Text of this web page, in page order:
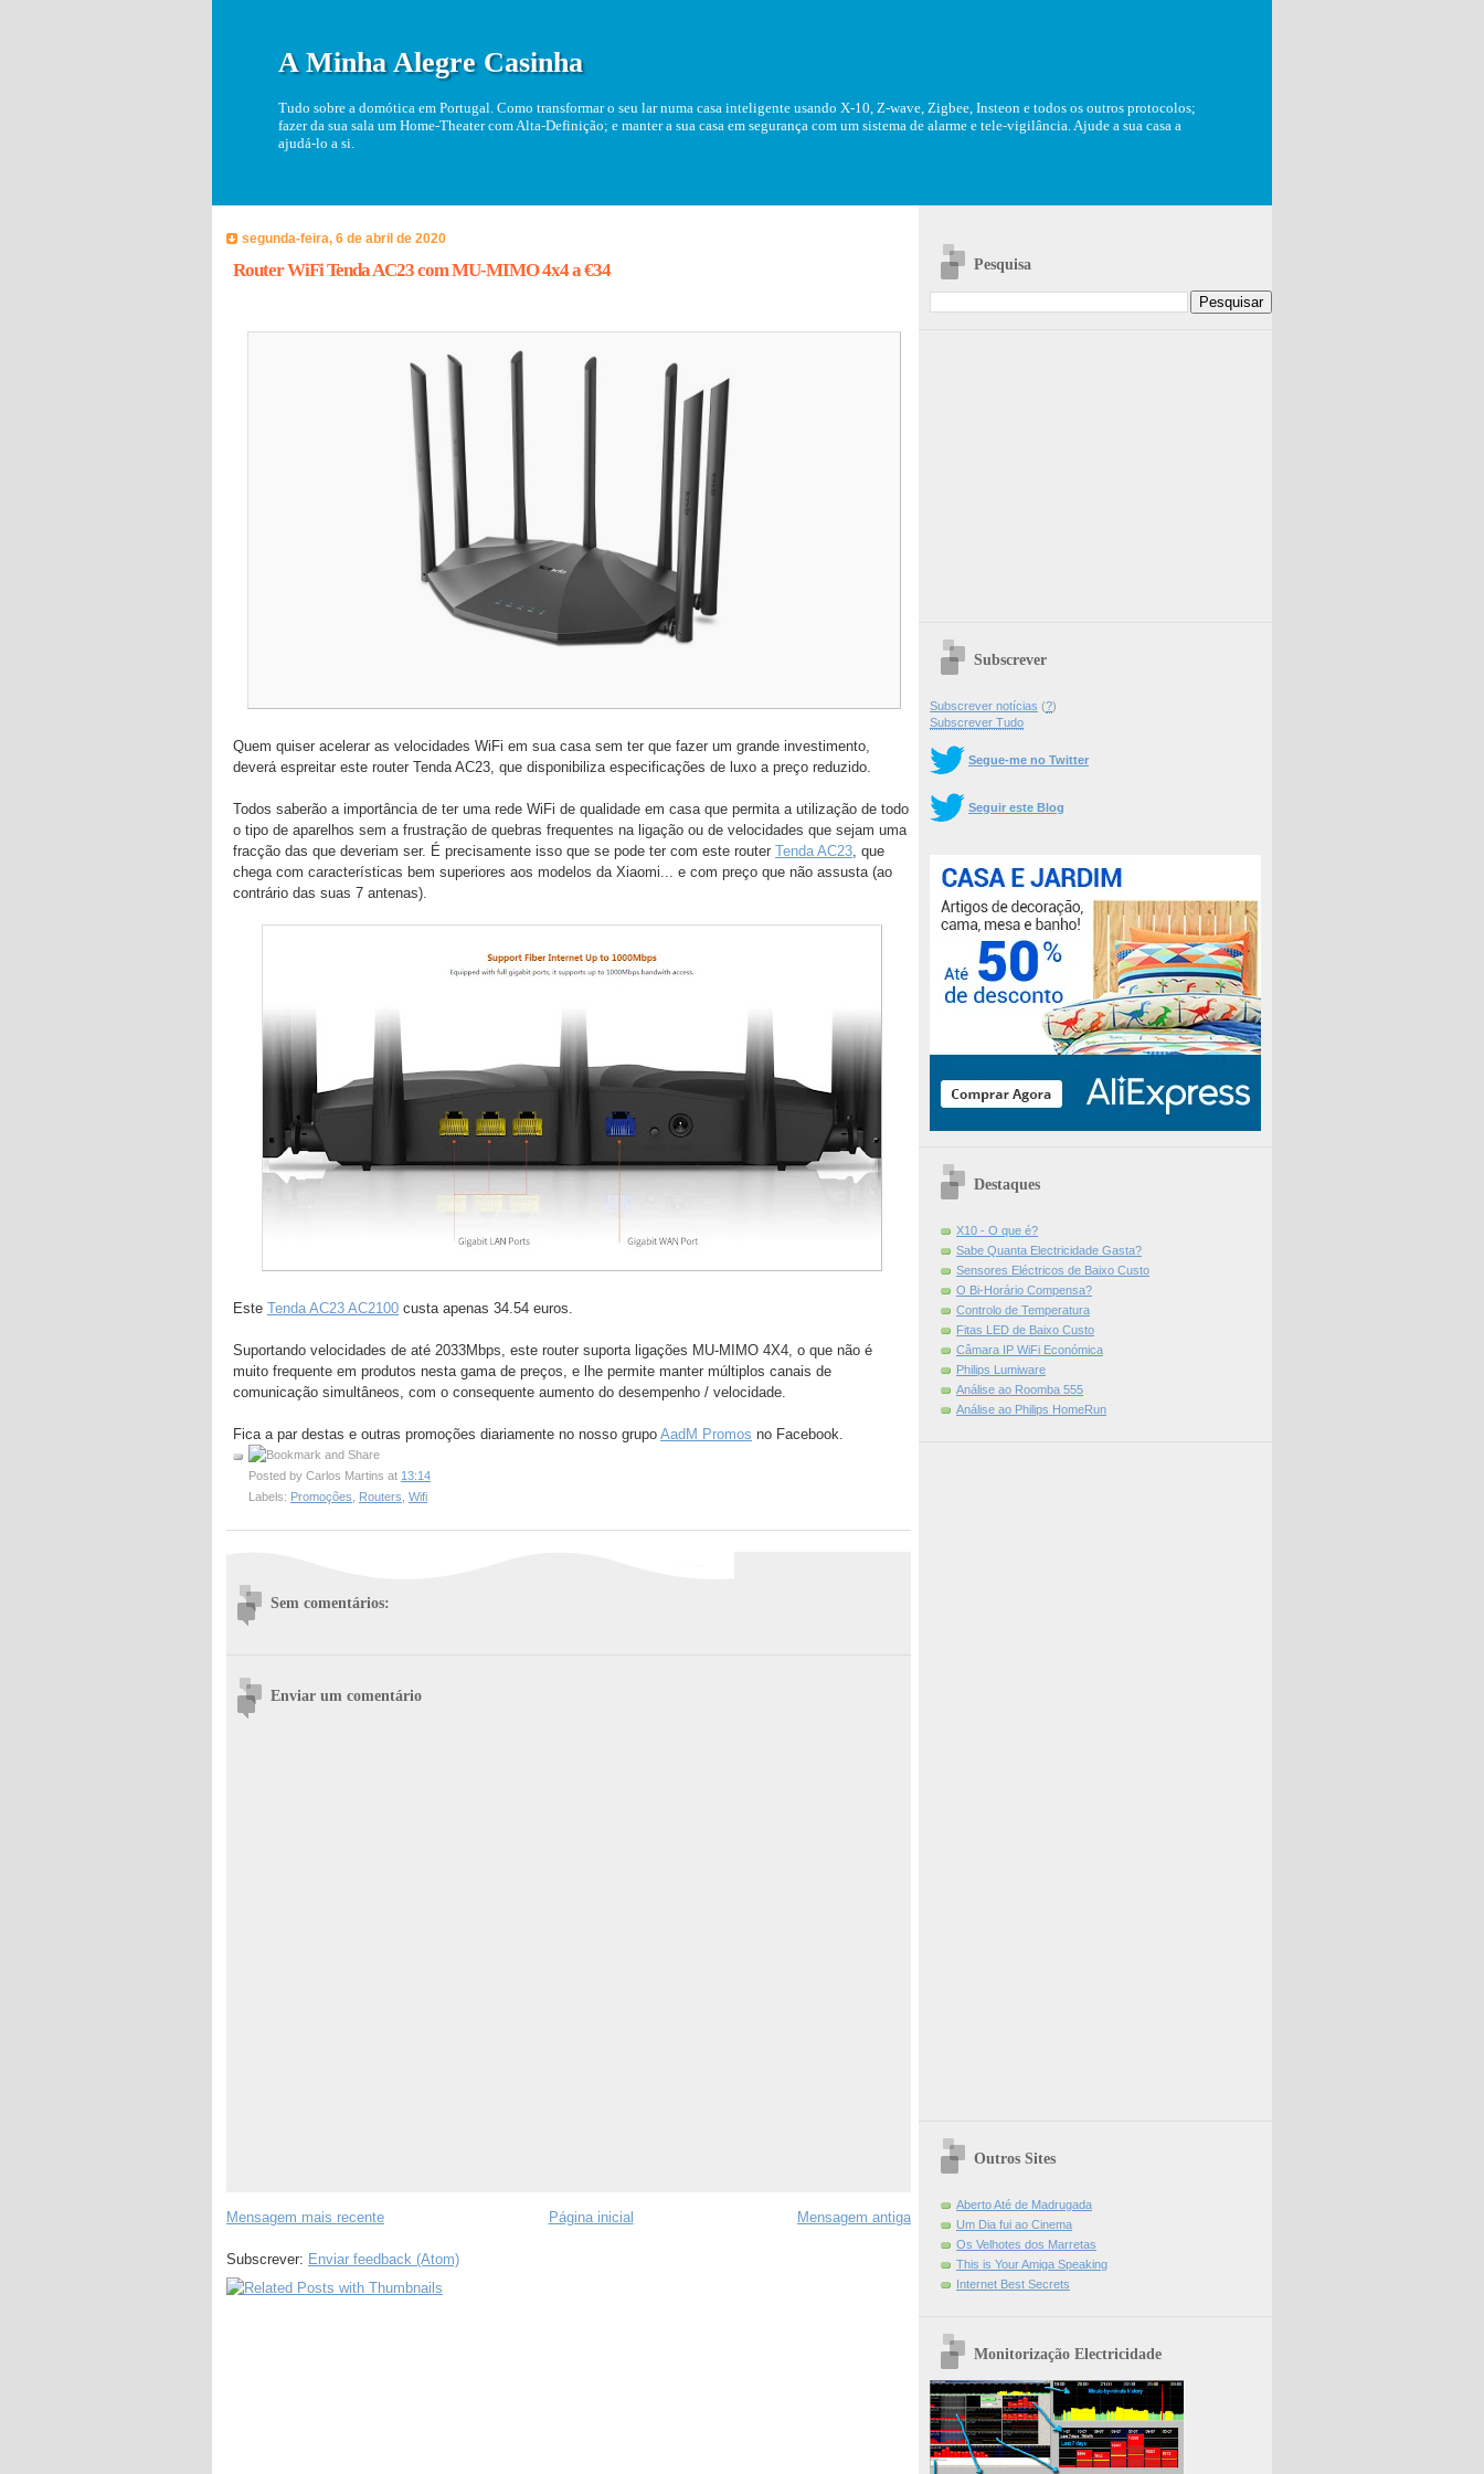
A Minha Alegre Casinha
Tudo sobre a domótica em Portugal. Como transformar o seu lar numa casa inteligente usando X-10, Z-wave, Zigbee, Insteon e todos os outros protocolos;
fazer da sua sala um Home-Theater com Alta-Definição; e manter a sua casa em segurança com um sistema de alarme e tele-vigilância. Ajude a sua casa a
ajudá-lo a si.
segunda-feira, 6 de abril de 2020
Router WiFi Tenda AC23 com MU-MIMO 4x4 a €34
Quem quiser acelerar as velocidades WiFi em sua casa sem ter que fazer um grande investimento,
deverá espreitar este router Tenda AC23, que disponibiliza especificações de luxo a preço reduzido.
Todos saberão a importância de ter uma rede WiFi de qualidade em casa que permita a utilização de todo
o tipo de aparelhos sem a frustração de quebras frequentes na ligação ou de velocidades que sejam uma
fracção das que deveriam ser. É precisamente isso que se pode ter com este router Tenda AC23, que
chega com características bem superiores aos modelos da Xiaomi... e com preço que não assusta (ao
contrário das suas 7 antenas).
Este Tenda AC23 AC2100 custa apenas 34.54 euros.
Suportando velocidades de até 2033Mbps, este router suporta ligações MU-MIMO 4X4, o que não é
muito frequente em produtos nesta gama de preços, e lhe permite manter múltiplos canais de
comunicação simultâneos, com o consequente aumento do desempenho / velocidade.
Fica a par destas e outras promoções diariamente no nosso grupo AadM Promos no Facebook.
Posted by Carlos Martins at 13:14
Labels: Promoções, Routers, Wifi
Sem comentários:
Enviar um comentário
Mensagem mais recente Mensagem antiga
Página inicial
Subscrever: Enviar feedback (Atom)
Pesquisa
Subscrever
Subscrever notícias (?)
Subscrever Tudo
Segue-me no Twitter
Seguir este Blog
Destaques
X10 - O que é?
Sabe Quanta Electricidade Gasta?
Sensores Eléctricos de Baixo Custo
O Bi-Horário Compensa?
Controlo de Temperatura
Fitas LED de Baixo Custo
Câmara IP WiFi Económica
Philips Lumiware
Análise ao Roomba 555
Análise ao Philips HomeRun
Outros Sites
Aberto Até de Madrugada
Um Dia fui ao Cinema
Os Velhotes dos Marretas
This is Your Amiga Speaking
Internet Best Secrets
Monitorização Electricidade